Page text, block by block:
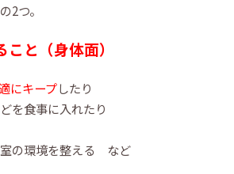
2つ。
と（身体面）
にキープしたり
を食事に入れたり
の環境を整える など